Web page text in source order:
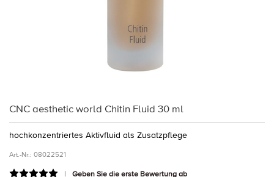
CNC aesthetic world Chitin Fluid 30 ml
hochkonzentriertes Aktivﬂuid als Zusatzpﬂege
Art.-Nr.: 08022521
Geben Sie die erste Bewertung ab